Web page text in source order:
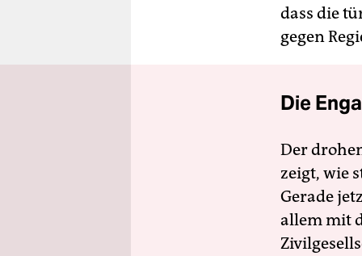
dass die
gegen
Die
Der
zeigt, wie
Gerade
allem mit